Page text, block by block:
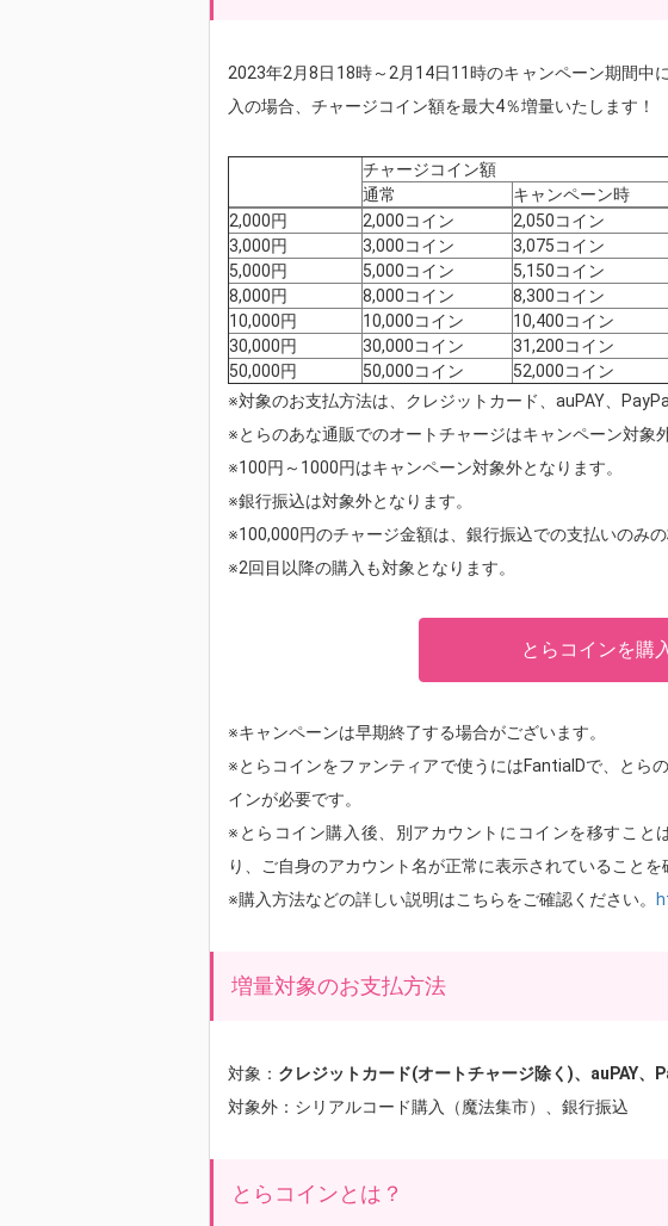
2023年2月8日18時～2月14日11時のキャンペーン期間中
入の場合、チャージコイン額を最大4％増量いたします！
チャージコイン額
通常
キャンペーン時
2,000円
2,000コイン 2,050コイン
3,000円
3,000コイン 3,075コイン
5,000円
5,000コイン 5,150コイン
8,000円
8,000コイン 8,300コイン
10,000円
10,000コイン 10,400コイン
30,000円
30,000コイン 31,200コイン
50,000円
50,000コイン 52,000コイン
※対象のお支払方法は、クレジットカード、auPAY、
※とらのあな通販でのオートチャージはキャンペーン対象
※100円～1000円はキャンペーン対象外となります。
※銀行振込は対象外となります。
※100,000円のチャージ金額は、銀行振込での支払いのみ
※2回目以降の購入も対象となります。
とらコインを購
※キャンペーンは早期終了する場合がございます。
※とらコインをファンティアで使うにはFantiaIDで、とら
インが必要です。
※とらコイン購入後、別アカウントにコインを移すこと
り、ご自身のアカウント名が正常に表示されていることを
※購入方法などの詳しい説明はこちらをご確認ください。
増量対象のお支払方法
対象： クレジットカード(オートチャージ除く)、auPAY、
対象外：シリアルコード購入（魔法集市）、銀行振込
とらコインとは？